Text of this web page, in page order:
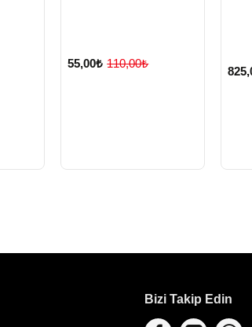
55,00₺ 110,00₺
Bizi Takip Edin